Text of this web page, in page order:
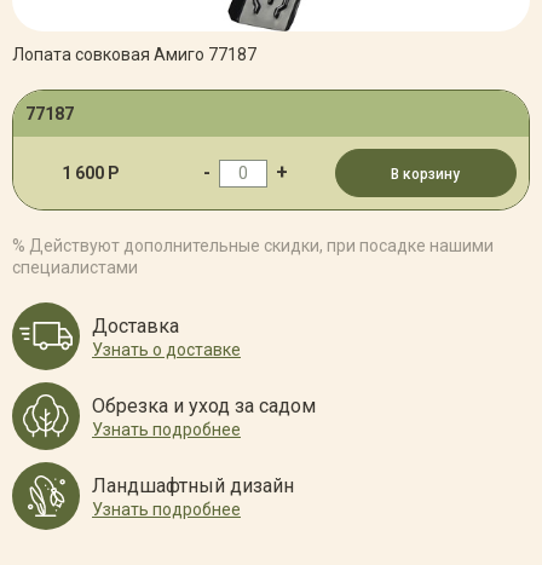
Лопата совковая Амиго 77187
77187
1 600 Р - + В корзину
% Действуют дополнительные скидки, при посадке нашими
специалистами
Доставка
Узнать о доставке
Обрезка и уход за садом
Узнать подробнее
Ландшафтный дизайн
Узнать подробнее